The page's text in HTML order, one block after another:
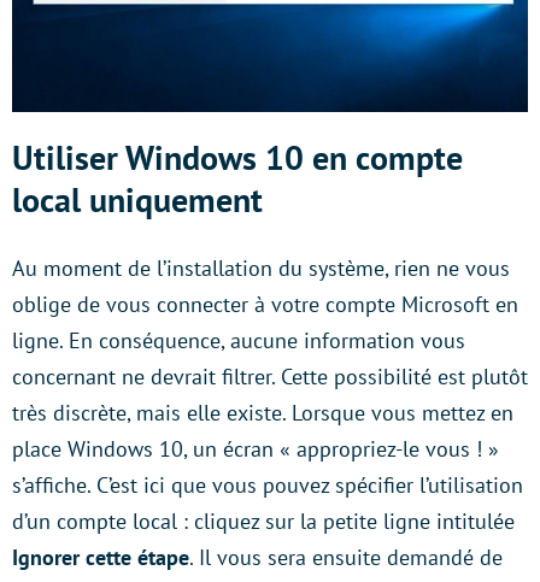
Utiliser Windows 10 en compte
local uniquement
Au moment de l’installation du système, rien ne vous
oblige de vous connecter à votre compte Microsoft en
ligne. En conséquence, aucune information vous
concernant ne devrait filtrer. Cette possibilité est plutôt
très discrète, mais elle existe. Lorsque vous mettez en
place Windows 10, un écran « appropriez-le vous ! »
s’affiche. C’est ici que vous pouvez spécifier l’utilisation
d’un compte local : cliquez sur la petite ligne intitulée
Ignorer cette étape. Il vous sera ensuite demandé de